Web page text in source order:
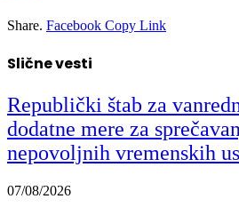
Share. Facebook Copy Link
Slične vesti
Republički štab za
dodatne mere za
nepovoljnih vremenskih
07/08/2026